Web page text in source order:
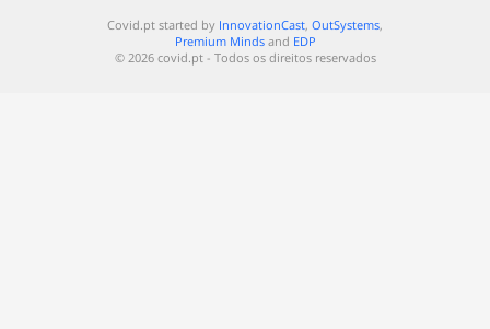
Covid.pt started by InnovationCast, OutSystems,
Premium Mindsand EDP
© 2026 covid.pt - Todos os direitos reservados